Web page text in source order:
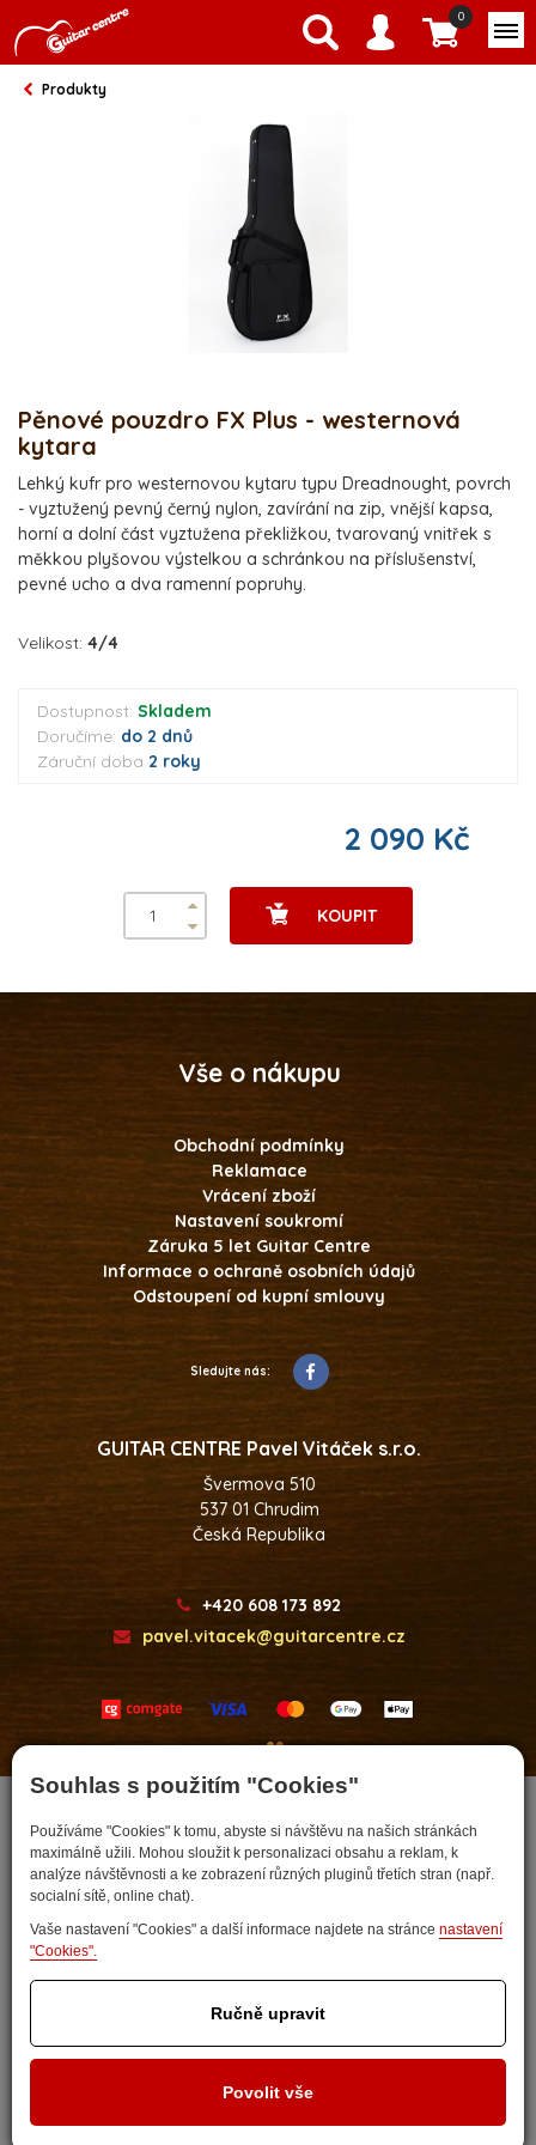
Souhlas s použitím "Cookies"
Používáme "Cookies" k tomu, abyste si návštěvu na našich stránkách
maximálně užili. Mohou sloužit k personalizaci obsahu a reklam, k
analýze návštěvnosti a ke zobrazení různých pluginů třetích stran (např.
socialní sítě, online chat).
Vaše nastavení "Cookies" a další informace najdete na stránce nastavení
"Cookies".
Ručně upravit
Povolit vše
0
Produkty
Pěnové pouzdro FX Plus - westernová
kytara
Lehký kufr pro westernovou kytaru typu Dreadnought, povrch
- vyztužený pevný černý nylon, zavírání na zip, vnější kapsa,
horní a dolní část vyztužena překližkou, tvarovaný vnitřek s
měkkou plyšovou výstelkou a schránkou na příslušenství,
pevné ucho a dva ramenní popruhy.
Velikost: 4/4
Dostupnost: Skladem
Doručíme: do 2 dnů
Záruční doba 2 roky
2 090 Kč
KOUPIT
Vše o nákupu
Obchodní podmínky
Reklamace
Vrácení zboží
Nastavení soukromí
Záruka 5 let Guitar Centre
Informace o ochraně osobních údajů
Odstoupení od kupní smlouvy
Sledujte nás:
GUITAR CENTRE Pavel Vitáček s.r.o.
Švermova 510
537 01 Chrudim
Česká Republika
+420 608 173 892
pavel.vitacek@guitarcentre.cz